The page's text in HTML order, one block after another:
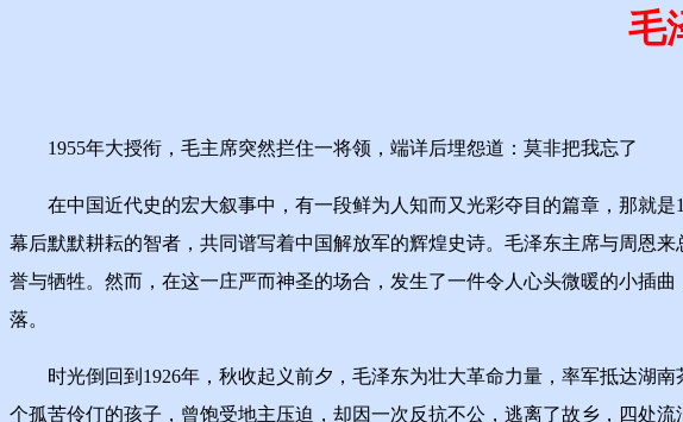
毛
1955年大授衔，毛主席突然拦住一将领，端详后埋怨道：莫非把我忘了
在中国近代史的宏大叙事中，有一段鲜为人知而又光彩夺目的篇章，那就是
幕后默默耕耘的智者，共同谱写着中国解放军的辉煌史诗。毛泽东主席与周恩
誉与牺牲。然而，在这一庄严而神圣的场合，发生了一件令人心头微暖的小插
落。
时光倒回到1926年，秋收起义前夕，毛泽东为壮大革命力量，率军抵达湖南
个孤苦伶仃的孩子，曾饱受地主压迫，却因一次反抗不公，逃离了故乡，四处